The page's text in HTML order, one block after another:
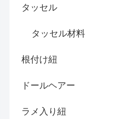
タッセル
タッセル材料
根付け紐
ドールヘアー
ラメ入り紐